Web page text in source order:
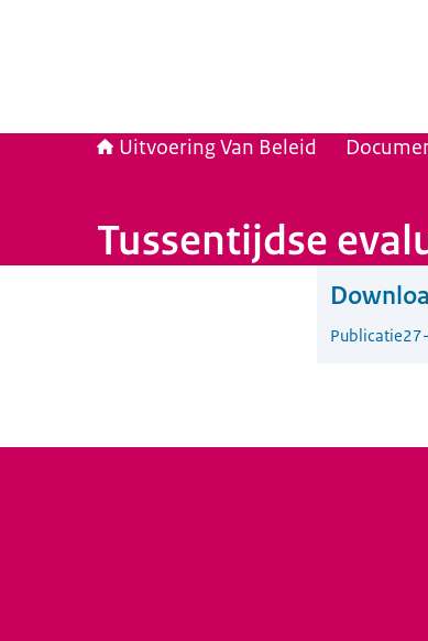
Uitvoering Van Beleid
Tussentijdse
Publicatie